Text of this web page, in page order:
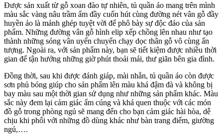
Được sản xuất từ gỗ xoan đào tự nhiên, tủ quần áo mang trên mình
màu sắc vàng nâu trầm ấm đầy cuốn hút cùng đường nét vân gỗ đầy
huyền ảo là mảnh ghép tuyệt vời để phô bày sự độc đáo của sản
phẩm. Những đường vân gỗ hình elip xếp chồng lên nhau như tạo
thành những sóng vân uyển chuyển chạy dọc thân gỗ vô cùng ấn
tượng. Ngoài ra, với sản phẩm này, bạn sẽ tiết kiệm được nhiều thời
gian để tận hưởng những giờ phút thoải mái, thư giãn bên gia đình.
Đồng thời, sau khi được đánh giáp, mài nhẵn, tủ quần áo còn được
sơn phủ bóng giúp cho sản phẩm lên màu khá đậm đà và không bị
bay màu sau một thời gian sử dụng như những sản phẩm khác. Màu
sắc này đem lại cảm giác ấm cúng và khá quen thuộc với các món
đồ gỗ trong phòng ngủ sẽ mang đến cho bạn cảm giác hài hòa, dễ
chịu khi phối với những đồ dùng khác như bàn trang điểm, giường
ngủ,….